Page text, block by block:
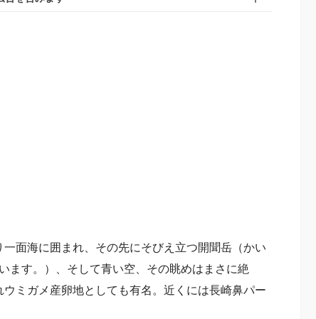
面海に囲まれ、その先にそびえ立つ開聞岳（かい
す。）、そして青い空、その眺めはまさに絶
ミガメ産卵地としても有名。近くには長崎鼻パー